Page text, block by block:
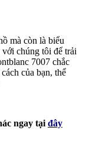
mà còn là biểu
chúng tôi để trải
7007 chắc
của bạn, thể
ngay tại đây